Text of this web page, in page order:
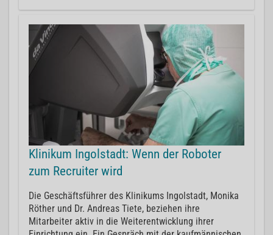
Klinikum Ingolstadt: Wenn der Roboter
zum Recruiter wird
Die Geschäftsführer des Klinikums Ingolstadt, Monika
Röther und Dr. Andreas Tiete, beziehen ihre
Mitarbeiter aktiv in die Weiterentwicklung ihrer